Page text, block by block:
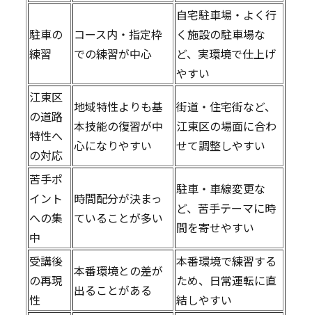
駐車の
練習
コース内・指定枠
での練習が中心
自宅駐車場・よく行
く施設の駐車場な
ど、実環境で仕上げ
やすい
江東区
の道路
特性へ
の対応
地域特性よりも基
本技能の復習が中
心になりやすい
街道・住宅街など、
江東区の場面に合わ
せて調整しやすい
苦手ポ
イント
への集
中
時間配分が決まっ
ていることが多い
駐車・車線変更な
ど、苦手テーマに時
間を寄せやすい
受講後
の再現
性
本番環境との差が
出ることがある
本番環境で練習する
ため、日常運転に直
結しやすい